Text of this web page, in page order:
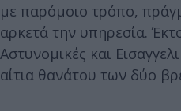
με παρόμοιο τρόπο,
αρκετά την υπηρεσία.
Αστυνομικές και
αίτια θανάτου των δύο